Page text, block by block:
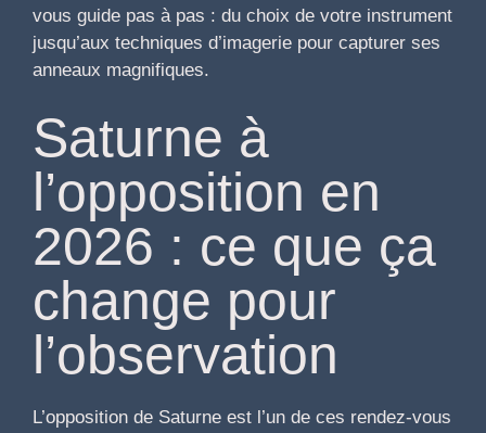
vous guide pas à pas : du choix de votre instrument
jusqu’aux techniques d’imagerie pour capturer ses
anneaux magnifiques.
Saturne à
l’opposition en
2026 : ce que ça
change pour
l’observation
L’opposition de Saturne est l’un de ces rendez-vous